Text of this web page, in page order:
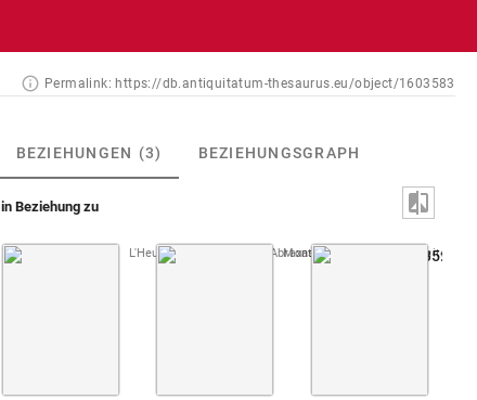
Permalink: https://db.antiquitatum-thesaurus.eu/object/1603583
BEZIEHUNGEN (3) BEZIEHUNGSGRAPH
in Beziehung zu
L'Heureux, Chifflet 1657 (Abraxas) Abb. 35:
Montfaucon 1719 (L'antiquité, 1.